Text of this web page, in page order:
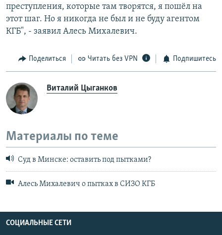
преступления, которые там творятся, я пошёл на
этот шаг. Но я никогда не был и не буду агентом
КГБ", - заявил Алесь Михалевич.
Поделиться Читать без VPN Подпишитесь
Виталий Цыганков
Материалы по теме
Суд в Минске: оставить под пытками?
Алесь Михалевич о пытках в СИЗО КГБ
СОЦИАЛЬНЫЕ СЕТИ